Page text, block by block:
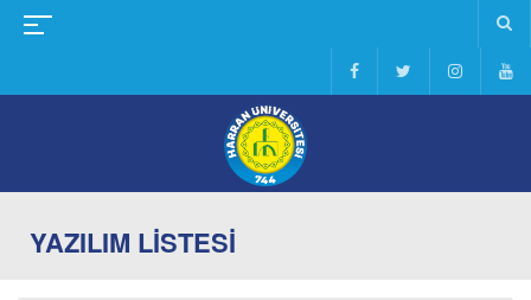
YAZILIM LİSTESİ